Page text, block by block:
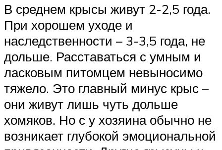
В среднем крысы живут 2-2,5 года.
При хорошем уходе и
наследственности – 3-3,5 года, не
дольше. Расставаться с умным и
ласковым питомцем невыносимо
тяжело. Это главный минус крыс –
они живут лишь чуть дольше
хомяков. Но с у хозяина обычно не
возникает глубокой эмоциональной